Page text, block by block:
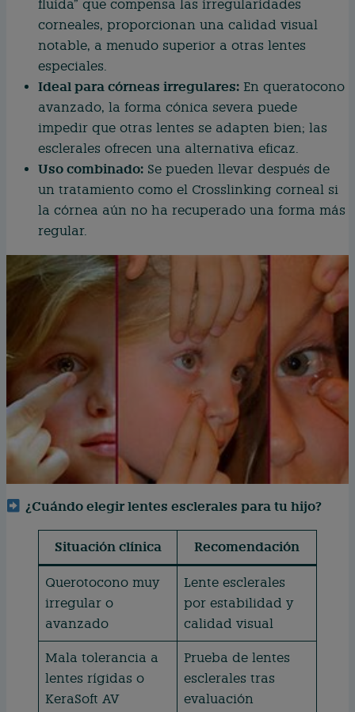
fluida” que compensa las irregularidades
corneales, proporcionan una calidad visual
notable, a menudo superior a otras lentes
especiales.
Ideal para córneas irregulares: En queratocono
avanzado, la forma cónica severa puede
impedir que otras lentes se adapten bien; las
esclerales ofrecen una alternativa eficaz.
Uso combinado: Se pueden llevar después de
un tratamiento como el Crosslinking corneal si
la córnea aún no ha recuperado una forma más
regular.
¿Cuándo elegir lentes esclerales para tu hijo?
Situación clínica Recomendación
Querotocono muy
irregular o
avanzado
Lente esclerales
por estabilidad y
calidad visual
Mala tolerancia a
lentes rígidas o
KeraSoft AV
Prueba de lentes
esclerales tras
evaluación